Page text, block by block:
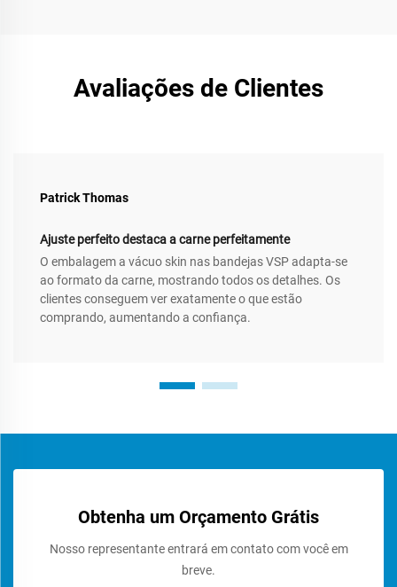
Avaliações de Clientes
Patrick Thomas
Ajuste perfeito destaca a carne perfeitamente
O embalagem a vácuo skin nas bandejas VSP adapta-se
ao formato da carne, mostrando todos os detalhes. Os
clientes conseguem ver exatamente o que estão
comprando, aumentando a confiança.
Obtenha um Orçamento Grátis
Nosso representante entrará em contato com você em
breve.